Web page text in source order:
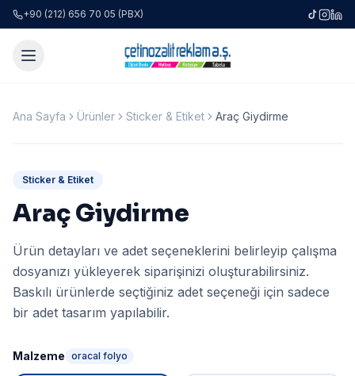
+90 (212) 656 70 05 (PBX)
Ana Sayfa Ürünler Sticker & Etiket Araç Giydirme
Sticker & Etiket
Araç Giydirme
Ürün detayları ve adet seçeneklerini belirleyip çalışma
dosyanızı yükleyerek siparişinizi oluşturabilirsiniz.
Baskılı ürünlerde seçtiğiniz adet seçeneği için sadece
bir adet tasarım yapılabilir.
Malzeme oracal folyo